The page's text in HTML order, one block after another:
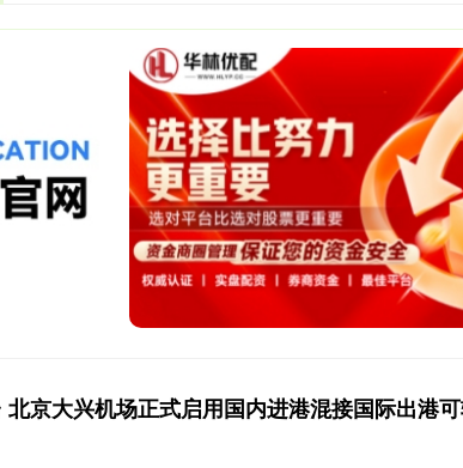
京大兴机场正式启用国内进港混接国际出港